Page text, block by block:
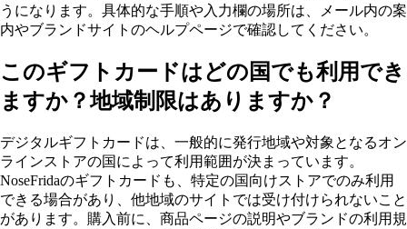
うになります。具体的な手順や入力欄の場所は、メール内の案
内やブランドサイトのヘルプページで確認してください。
このギフトカードはどの国でも利用でき
ますか？地域制限はありますか？
デジタルギフトカードは、一般的に発行地域や対象となるオン
ラインストアの国によって利用範囲が決まっています。
NoseFridaのギフトカードも、特定の国向けストアでのみ利用
できる場合があり、他地域のサイトでは受け付けられないこと
があります。購入前に、商品ページの説明やブランドの利用規